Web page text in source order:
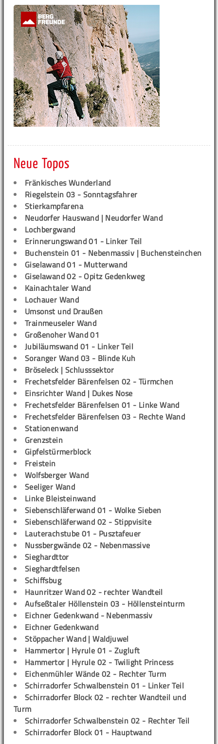
Neue Topos
Fränkisches Wunderland
Riegelstein 03 - Sonntagsfahrer
Stierkampfarena
Neudorfer Hauswand | Neudorfer Wand
Lochbergwand
Erinnerungswand 01 - Linker Teil
Buchenstein 01 - Nebenmassiv | Buchensteinchen
Giselawand 01 - Mutterwand
Giselawand 02 - Opitz Gedenkweg
Kainachtaler Wand
Lochauer Wand
Umsonst und Draußen
Trainmeuseler Wand
Großenoher Wand 01
Jubiläumswand 01 - Linker Teil
Soranger Wand 03 - Blinde Kuh
Bröseleck | Schlusssektor
Frechetsfelder Bärenfelsen 02 - Türmchen
Einsrichter Wand | Dukes Nose
Frechetsfelder Bärenfelsen 01 - Linke Wand
Frechetsfelder Bärenfelsen 03 - Rechte Wand
Stationenwand
Grenzstein
Gipfelstürmerblock
Freistein
Wolfsberger Wand
Seeliger Wand
Linke Bleisteinwand
Siebenschläferwand 01 - Wolke Sieben
Siebenschläferwand 02 - Stippvisite
Lauterachstube 01 - Pusztafeuer
Nussbergwände 02 - Nebenmassive
Sieghardttor
Sieghardtfelsen
Schiffsbug
Haunritzer Wand 02 - rechter Wandteil
Aufseßtaler Höllenstein 03 - Höllensteinturm
Eichner Gedenkwand - Nebenmassiv
Eichner Gedenkwand
Stöppacher Wand | Waldjuwel
Hammertor | Hyrule 01 - Zugluft
Hammertor | Hyrule 02 - Twilight Princess
Eichenmühler Wände 02 - Rechter Turm
Schirradorfer Schwalbenstein 01 - Linker Teil
Schirradorfer Block 02 - rechter Wandteil und
Turm
Schirradorfer Schwalbenstein 02 - Rechter Teil
Schirradorfer Block 01 - Hauptwand